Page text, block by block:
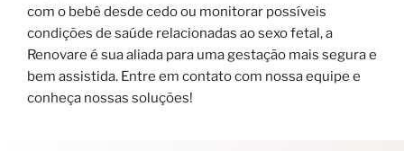
com o bebê desde cedo ou monitorar possíveis
condições de saúde relacionadas ao sexo fetal, a
Renovare é sua aliada para uma gestação mais segura e
bem assistida. Entre em contato com nossa equipe e
conheça nossas soluções!